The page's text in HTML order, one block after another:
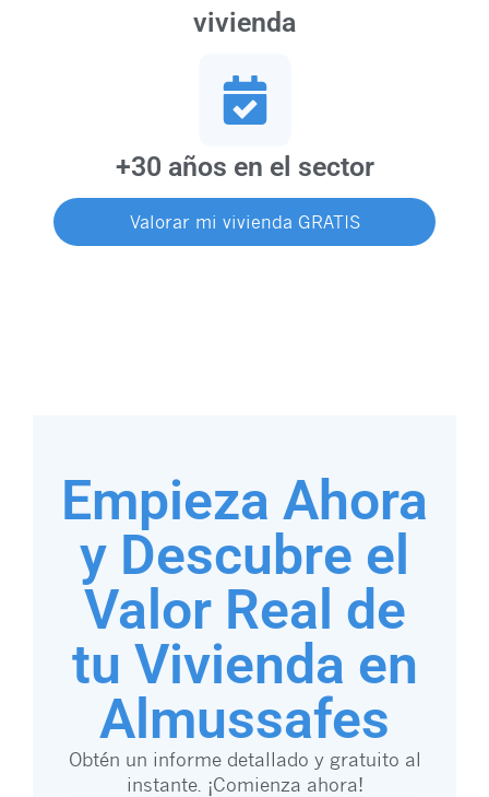
vivienda
+30 años en el sector
Valorar mi vivienda GRATIS
Empieza Ahora
y Descubre el
Valor Real de
tu Vivienda en
Almussafes
Obtén un informe detallado y gratuito al
instante. ¡Comienza ahora!